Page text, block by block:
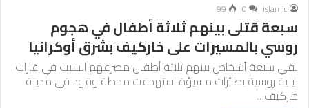
islamic
0
99
سبعة قتلى بينهم ثلاثة أطفال في هجوم
روسي بالمسيرات على خاركيف بشرق أوكرانيا
لقي سبعة أشخاص بينهم ثلاثة أطفال مصرعهم السبت في غارات
ليلية روسية بطائرات مسيؤة استهدفت محطة وقود في مدينة
خاركيف…